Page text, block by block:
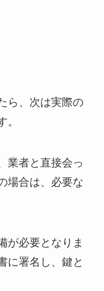
ら、次は実際の
。
業者と直接会っ
場合は、必要な
が必要となりま
に署名し、鍵と